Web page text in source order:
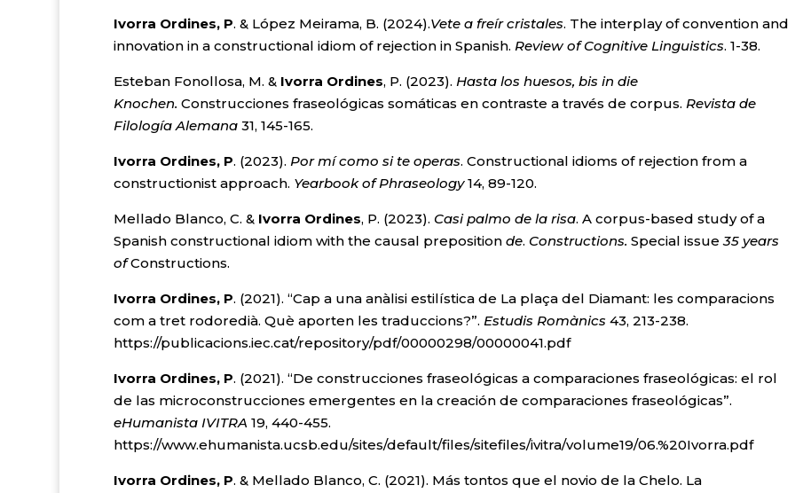
Ivorra Ordines, P. & López Meirama, B. (2024).Vete a freír cristales. The interplay of convention and
innovation in a constructional idiom of rejection in Spanish. Review of Cognitive Linguistics. 1-38.
Esteban Fonollosa, M. & Ivorra Ordines, P. (2023). Hasta los huesos, bis in die
Knochen. Construcciones fraseológicas somáticas en contraste a través de corpus. Revista de
Filología Alemana31, 145-165.
Ivorra Ordines, P. (2023). Por mí como si te operas. Constructional idioms of rejection from a
constructionist approach. Yearbook of Phraseology14, 89-120.
Mellado Blanco, C. & Ivorra Ordines, P. (2023). Casi palmo de la risa. A corpus-based study of a
Spanish constructional idiom with the causal preposition de. Constructions. Special issue 35 years
ofConstructions.
Ivorra Ordines, P. (2021). “Cap a una anàlisi estilística de La plaça del Diamant: les comparacions
com a tret rodoredià. Què aporten les traduccions?”. Estudis Romànics 43, 213-238.
https://publicacions.iec.cat/repository/pdf/00000298/00000041.pdf
Ivorra Ordines, P. (2021). “De construcciones fraseológicas a comparaciones fraseológicas: el rol
de las microconstrucciones emergentes en la creación de comparaciones fraseológicas”.
eHumanista IVITRA 19, 440-455.
https://www.ehumanista.ucsb.edu/sites/default/files/sitefiles/ivitra/volume19/06.%20Ivorra.pdf
Ivorra Ordines, P. & Mellado Blanco, C. (2021). Más tontos que el novio de la Chelo. La